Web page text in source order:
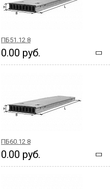
ПБ51.12 8
0.00 руб.
ПБ60.12 8
0.00 руб.